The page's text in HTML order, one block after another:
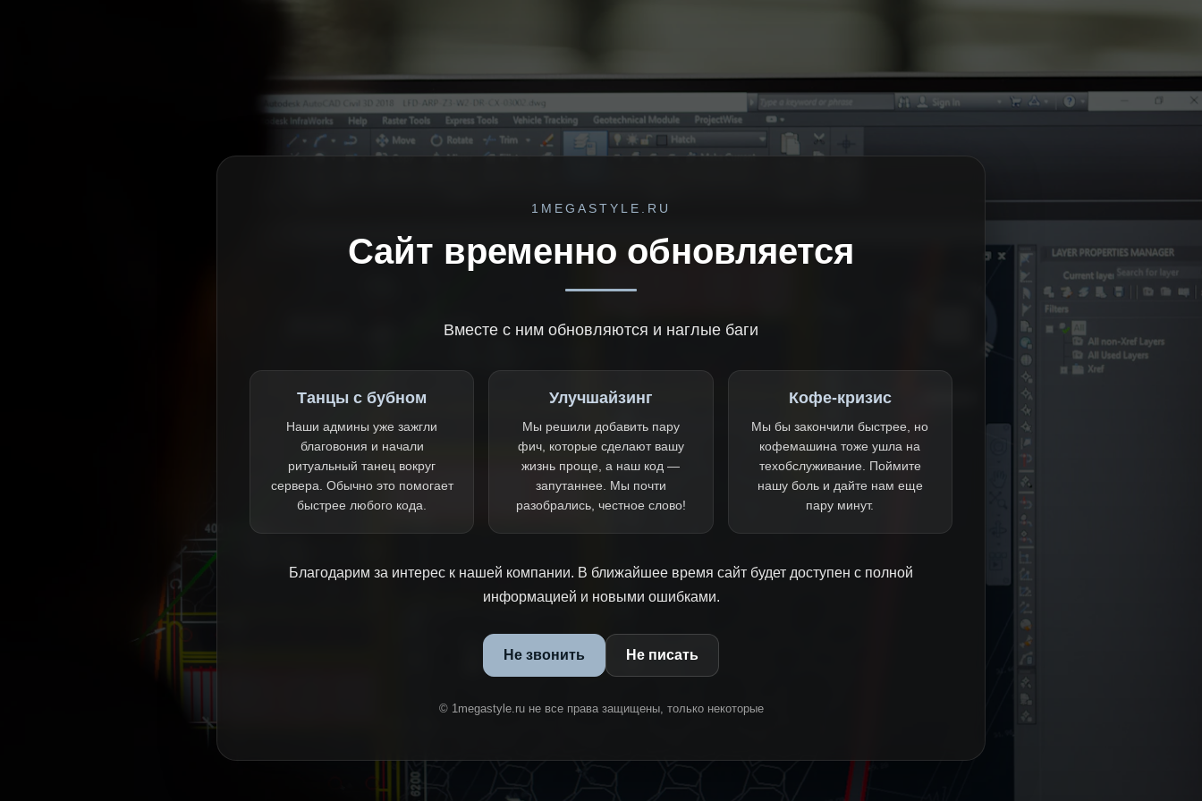
1MEGASTYLE.RU
Сайт временно обновляется
Вместе с ним обновляются и наглые баги
Танцы с бубном
Наши админы уже зажгли
благовония и начали
ритуальный танец вокруг
сервера. Обычно это помогает
быстрее любого кода.
Улучшайзинг
Мы решили добавить пару
фич, которые сделают вашу
жизнь проще, а наш код —
запутаннее. Мы почти
разобрались, честное слово!
Кофе-кризис
Мы бы закончили быстрее, но
кофемашина тоже ушла на
техобслуживание. Поймите
нашу боль и дайте нам еще
пару минут.
Благодарим за интерес к нашей компании. В ближайшее время сайт будет доступен с полной
информацией и новыми ошибками.
Не звонить Не писать
© 1megastyle.ru не все права защищены, только некоторые